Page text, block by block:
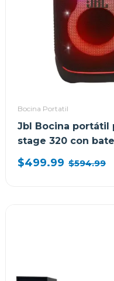
Bocina Portatil
Jbl Bocina portátil
stage 320 con
recargable
$499.99 $594.99